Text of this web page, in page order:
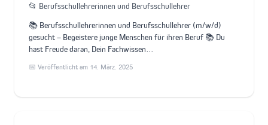
📂 Berufsschullehrerinnen und Berufsschullehrer
📚 Berufsschullehrerinnen und Berufsschullehrer (m/w/d)
gesucht – Begeistere junge Menschen für ihren Beruf 📚 Du
hast Freude daran, Dein Fachwissen…
📅 Veröffentlicht am 14. März. 2025